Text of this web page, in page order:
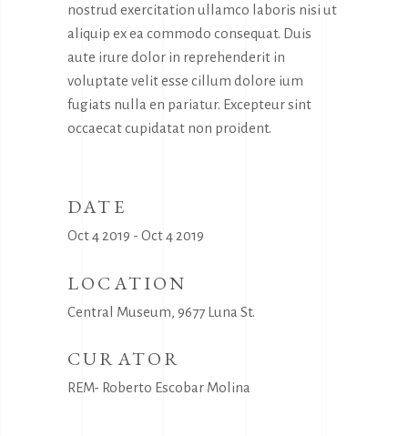
nostrud exercitation ullamco laboris nisi ut
aliquip ex ea commodo consequat. Duis
aute irure dolor in reprehenderit in
voluptate velit esse cillum dolore ium
fugiats nulla en pariatur. Excepteur sint
occaecat cupidatat non proident.
DATE
Oct 4 2019 - Oct 4 2019
LOCATION
Central Museum, 9677 Luna St.
CURATOR
REM- Roberto Escobar Molina